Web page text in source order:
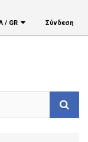
Σύνδεση
/ GR